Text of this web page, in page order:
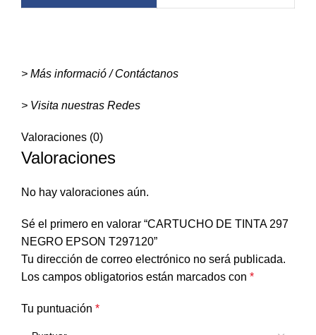
> Más informació / Contáctanos
> Visita nuestras Redes
Valoraciones (0)
Valoraciones
No hay valoraciones aún.
Sé el primero en valorar “CARTUCHO DE TINTA 297
NEGRO EPSON T297120”
Tu dirección de correo electrónico no será publicada.
Los campos obligatorios están marcados con *
Tu puntuación *